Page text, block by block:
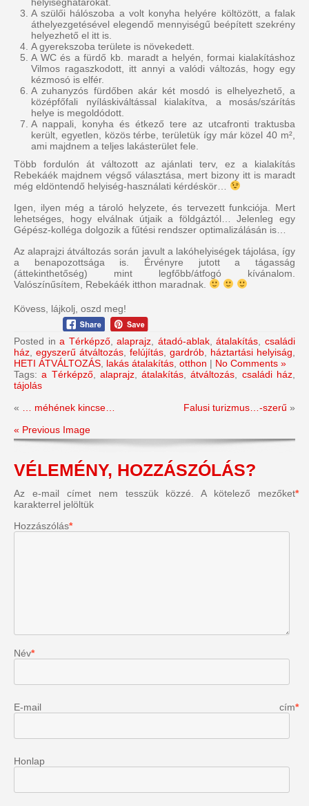
A szülői hálószoba a volt konyha helyére költözött, a falak
áthelyezgetésével elegendő mennyiségű beépített szekrény
helyezhető el itt is.
A gyerekszoba területe is növekedett.
A WC és a fürdő kb. maradt a helyén, formai kialakításhoz
Vilmos ragaszkodott, itt annyi a valódi változás, hogy egy
kézmosó is elfér.
A zuhanyzós fürdőben akár két mosdó is elhelyezhető, a
középfőfali nyíláskiváltással kialakítva, a mosás/szárítás
helye is megoldódott.
A nappali, konyha és étkező tere az utcafronti traktusba
került, egyetlen, közös térbe, területük így már közel 40 m²,
ami majdnem a teljes lakásterület fele.
Több fordulón át változott az ajánlati terv, ez a kialakítás
Rebekáék majdnem végső választása, mert bizony itt is maradt
még eldöntendő helyiség-használati kérdéskör…
Igen, ilyen még a tároló helyzete, és tervezett funkciója. Mert
lehetséges, hogy elválnak útjaik a földgáztól… Jelenleg egy
Gépész-kolléga dolgozik a fűtési rendszer optimalizálásán is…
Az alaprajzi átváltozás során javult a lakóhelyiségek tájolása, így
a benapozottsága is. Érvényre jutott a tágasság
(áttekinthetőség) mint legfőbb/átfogó kívánalom.
Valószínűsítem, Rebekáék itthon maradnak.
Kövess, lájkolj, oszd meg!
Posted ina Térképző,alaprajz átadó-ablak,átalakítás ,családi
ház egyszerű átváltozás felújítás gardrób háztartási helyiság
HETI ÁTVÁLTOZÁS lakás átalakítás otthon | No Comments »
Tags:a Térképző, alaprajz,átalakítás ,átváltozás családi ház
tájolás
«
… méhének kincse… Falusi turizmus…-szerű »
« Previous Image
VÉLEMÉNY, HOZZÁSZÓLÁS?
Az e-mail címet nem tesszük közzé. A kötelező mezőket*
karakterrel jelöltük
Hozzászólás*
Név*
E-mail cím*
Honlap